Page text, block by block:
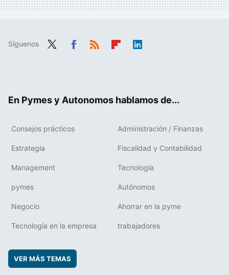
Síguenos
En Pymes y Autonomos hablamos de...
Consejos prácticos Administración / Finanzas
Estrategia Fiscalidad y Contabilidad
Management Tecnología
pymes Autónomos
Negocio Ahorrar en la pyme
Tecnología en la empresa trabajadores
VER MÁS TEMAS